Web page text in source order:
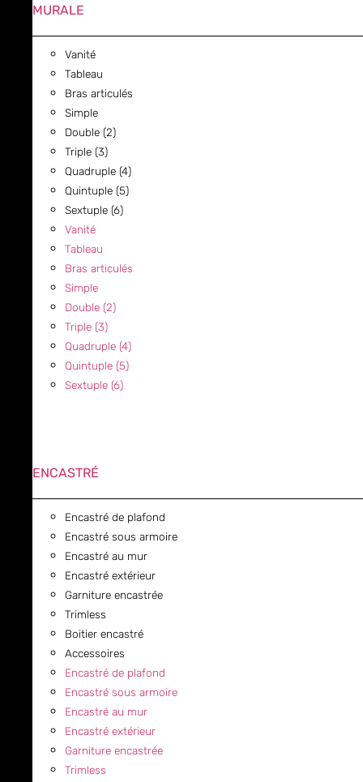
MURALE
Vanité
Tableau
Bras articulés
Simple
Double (2)
Triple (3)
Quadruple (4)
Quintuple (5)
Sextuple (6)
Vanité
Tableau
Bras articulés
Simple
Double (2)
Triple (3)
Quadruple (4)
Quintuple (5)
Sextuple (6)
ENCASTRÉ
Encastré de plafond
Encastré sous armoire
Encastré au mur
Encastré extérieur
Garniture encastrée
Trimless
Boitier encastré
Accessoires
Encastré de plafond
Encastré sous armoire
Encastré au mur
Encastré extérieur
Garniture encastrée
Trimless